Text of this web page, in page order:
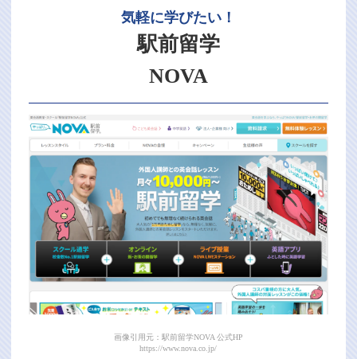
気軽に学びたい！
駅前留学
NOVA
画像引用元：駅前留学NOVA 公式HP
https://www.nova.co.jp/